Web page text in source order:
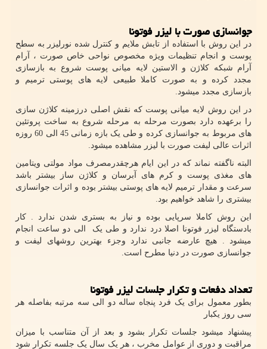
جوانسازی صورت با لیزر فوتونا
در این روش با استفاده از تابش ملایم و کنترل شده نورلیزر به سطح
پوست و انجام تنظیمات ویژه مخصوص نواحی خاص صورت ، آرام
آرام شبکه کلاژن و الاستین لایه میانی پوست شروع به بازسازی
مجدد کرده و به صورت کاملا طبیعی لایه های پوستی ترمیم و
بازسازی مجدد میشود.
در این روش لایه میانی پوست که نقش اصلی درزمینه کلاژن سازی
را برعهده دارد بصورت مرحله به مرحله شروع به ساخت پروتئین
های مربوط به جوانسازی کرده و طی یک بازه زمانی 45 الی 60 روزه
اثرات عالی لیفت صورت با لیزر مشاهده میشود.
البته ناگفته نماند که در این ایام هرچقدرمصرف مواد مولتی ویتامین
های مغذی پوست و کرم های آبرسان و کلاژن ساز بیشتر باشد
سرعت و مقدار ترمیم لایه های پوستی بیشتر بوده و اثرات جوانسازی
بیشتری را شاهد خواهیم بود.
این روش کاملا سرپایی بوده و نیاز به بستری شدن ندارد . کار
بادستگاه لیزر فوتونا اصلا درد ندارد و طی یک الی دو ساعت انجام
میشود . هیچ عارضه جانبی ندارد وجزء بهترین روشهای لیفت و
جوانسازی صورت در دنیا مطرح است.
تعداد دفعات و تکرار جلسات لیزر فوتونا
بطور معمول برای یک فرد پنجاه ساله دو الی سه مرتبه بفاصله هر
سی روز یکبار
پیشنهاد میشود جلسات تکرار بشود و بعد از آن متناسب با میزان
مراقبت و دوری از عوامل مخرب ، هر یک سال یک جلسه تکرار شود